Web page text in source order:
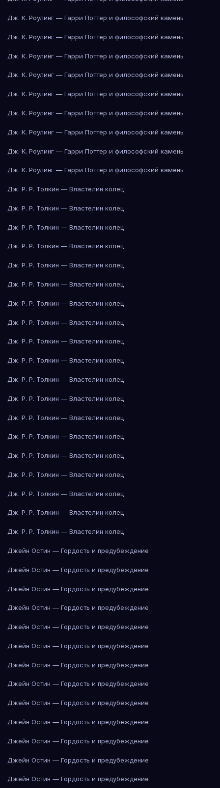
Дж. К. Роулинг — Гарри Поттер и философский камень
Дж. К. Роулинг — Гарри Поттер и философский камень
Дж. К. Роулинг — Гарри Поттер и философский камень
Дж. К. Роулинг — Гарри Поттер и философский камень
Дж. К. Роулинг — Гарри Поттер и философский камень
Дж. К. Роулинг — Гарри Поттер и философский камень
Дж. К. Роулинг — Гарри Поттер и философский камень
Дж. К. Роулинг — Гарри Поттер и философский камень
Дж. К. Роулинг — Гарри Поттер и философский камень
Дж. Р. Р. Толкин — Властелин колец
Дж. Р. Р. Толкин — Властелин колец
Дж. Р. Р. Толкин — Властелин колец
Дж. Р. Р. Толкин — Властелин колец
Дж. Р. Р. Толкин — Властелин колец
Дж. Р. Р. Толкин — Властелин колец
Дж. Р. Р. Толкин — Властелин колец
Дж. Р. Р. Толкин — Властелин колец
Дж. Р. Р. Толкин — Властелин колец
Дж. Р. Р. Толкин — Властелин колец
Дж. Р. Р. Толкин — Властелин колец
Дж. Р. Р. Толкин — Властелин колец
Дж. Р. Р. Толкин — Властелин колец
Дж. Р. Р. Толкин — Властелин колец
Дж. Р. Р. Толкин — Властелин колец
Дж. Р. Р. Толкин — Властелин колец
Дж. Р. Р. Толкин — Властелин колец
Дж. Р. Р. Толкин — Властелин колец
Дж. Р. Р. Толкин — Властелин колец
Джейн Остин — Гордость и предубеждение
Джейн Остин — Гордость и предубеждение
Джейн Остин — Гордость и предубеждение
Джейн Остин — Гордость и предубеждение
Джейн Остин — Гордость и предубеждение
Джейн Остин — Гордость и предубеждение
Джейн Остин — Гордость и предубеждение
Джейн Остин — Гордость и предубеждение
Джейн Остин — Гордость и предубеждение
Джейн Остин — Гордость и предубеждение
Джейн Остин — Гордость и предубеждение
Джейн Остин — Гордость и предубеждение
Джейн Остин — Гордость и предубеждение